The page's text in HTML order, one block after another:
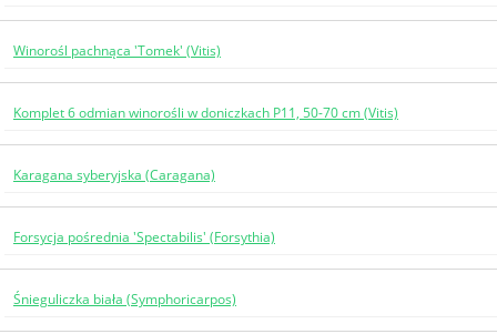
Winorośl pachnąca 'Tomek' (Vitis)
Komplet 6 odmian winorośli w doniczkach P11, 50-70 cm (Vitis)
Karagana syberyjska (Caragana)
Forsycja pośrednia 'Spectabilis' (Forsythia)
Śnieguliczka biała (Symphoricarpos)